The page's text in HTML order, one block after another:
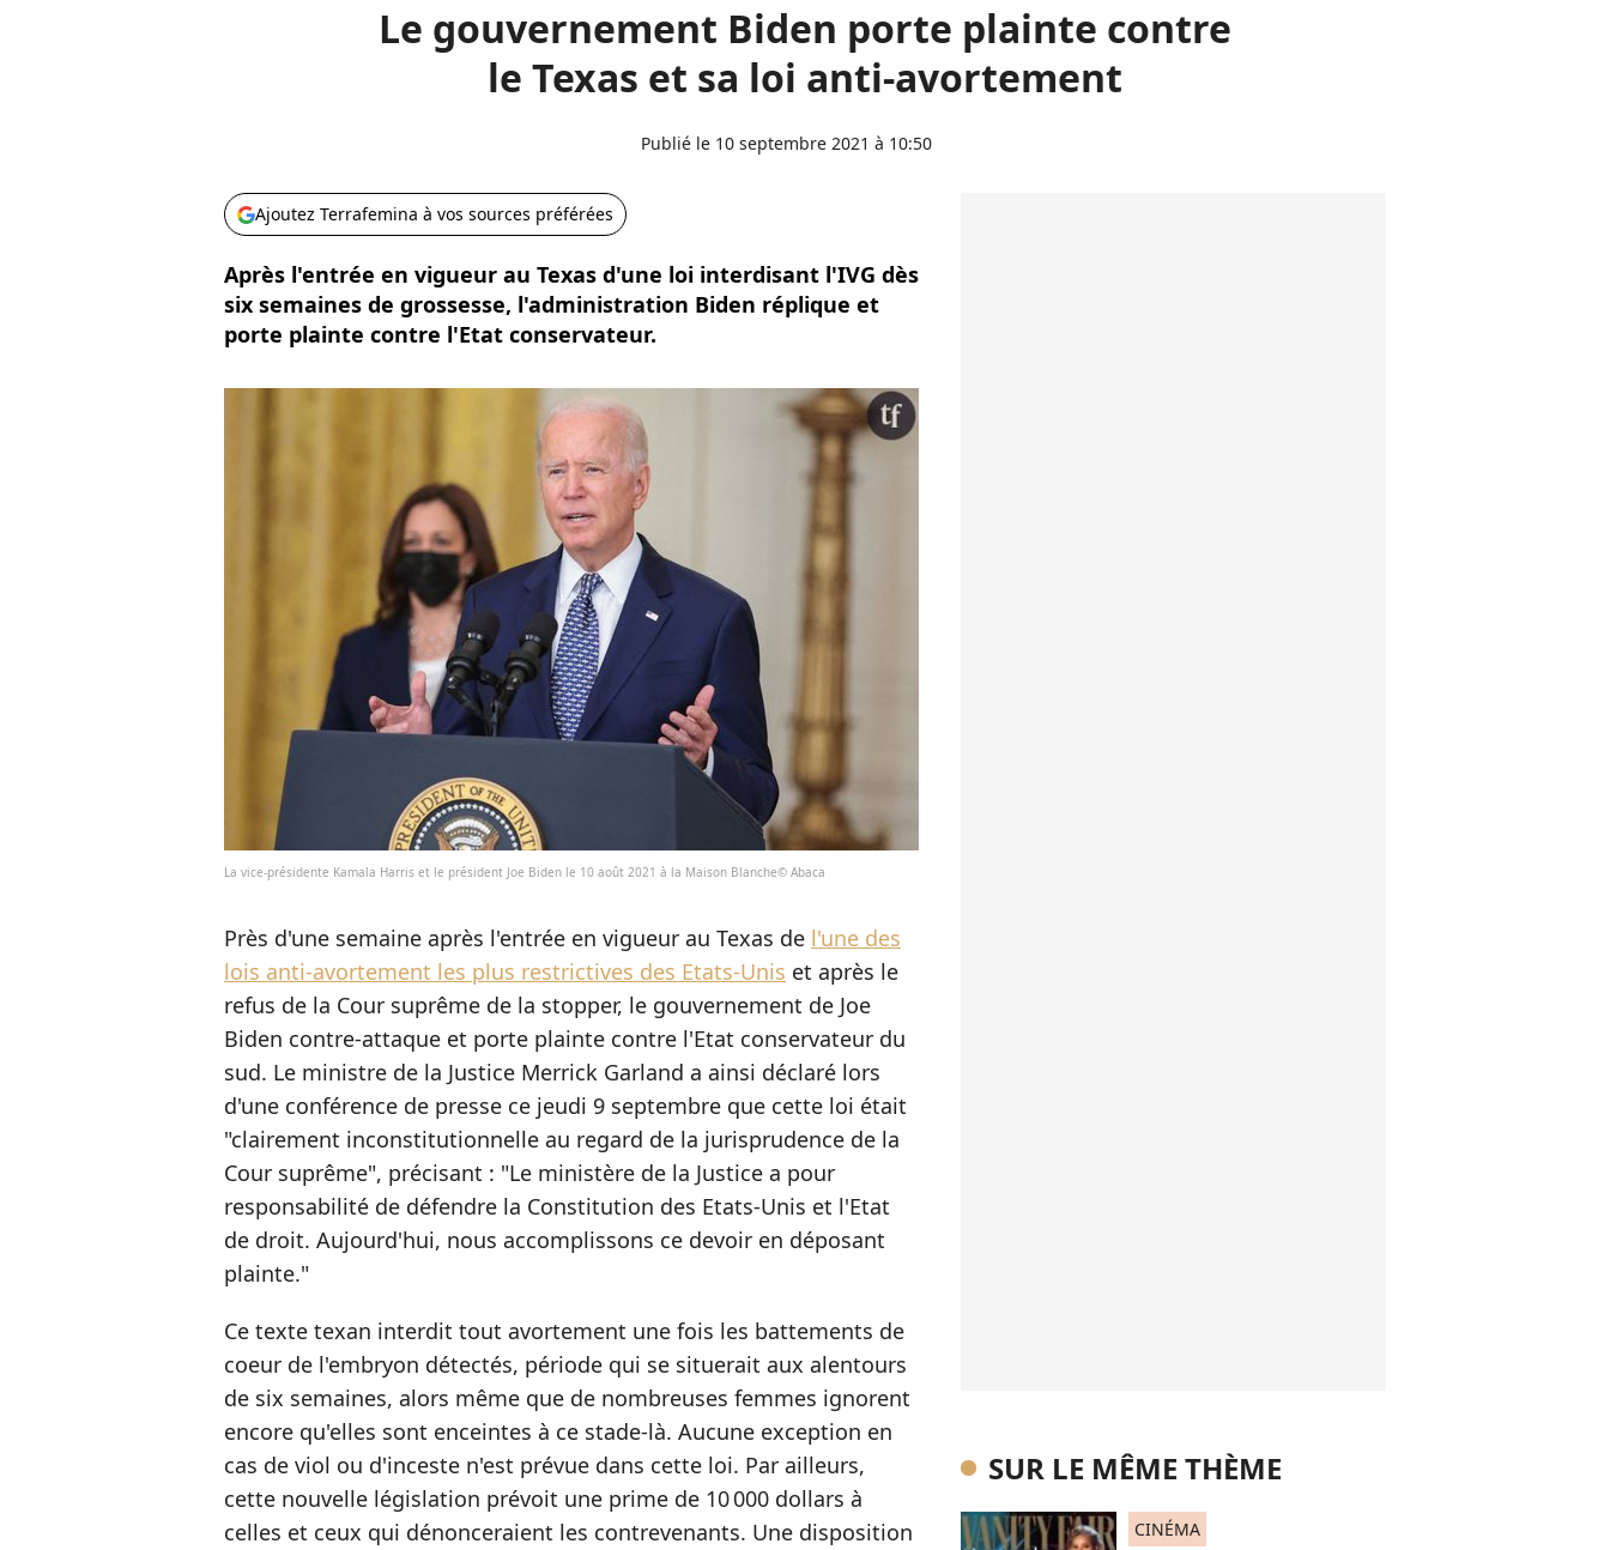
Le gouvernement Biden porte plainte contre
le Texas et sa loi anti-avortement
Publié le 10 septembre 2021 à 10:50
Ajoutez Terrafemina à vos sources préférées
Après l'entrée en vigueur au Texas d'une loi interdisant l'IVG dès
six semaines de grossesse, l'administration Biden réplique et
porte plainte contre l'Etat conservateur.
La vice-présidente Kamala Harris et le président Joe Biden le 10 août 2021 à la Maison Blanche© Abaca
Près d'une semaine après l'entrée en vigueur au Texas de l'une des
lois anti-avortement les plus restrictives des Etats-Unis et après le
refus de la Cour suprême de la stopper, le gouvernement de Joe
Biden contre-attaque et porte plainte contre l'Etat conservateur du
sud. Le ministre de la Justice Merrick Garland a ainsi déclaré lors
d'une conférence de presse ce jeudi 9 septembre que cette loi était
"clairement inconstitutionnelle au regard de la jurisprudence de la
Cour suprême", précisant : "Le ministère de la Justice a pour
responsabilité de défendre la Constitution des Etats-Unis et l'Etat
de droit. Aujourd'hui, nous accomplissons ce devoir en déposant
plainte."
Ce texte texan interdit tout avortement une fois les battements de
coeur de l'embryon détectés, période qui se situerait aux alentours
de six semaines, alors même que de nombreuses femmes ignorent
encore qu'elles sont enceintes à ce stade-là. Aucune exception en
cas de viol ou d'inceste n'est prévue dans cette loi. Par ailleurs,
cette nouvelle législation prévoit une prime de 10 000 dollars à
celles et ceux qui dénonceraient les contrevenants. Une disposition
SUR LE MÊME THÈME
CINÉMA